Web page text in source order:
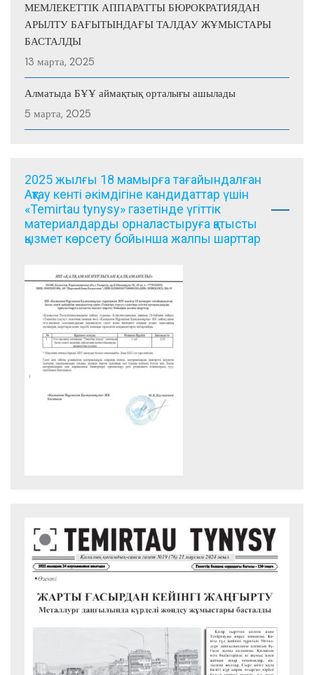
МЕМЛЕКЕТТІК АППАРАТТЫ БЮРОКРАТИЯДАН
АРЫЛТУ БАҒЫТЫНДАҒЫ ТАЛДАУ ЖҰМЫСТАРЫ
БАСТАЛДЫ
13 марта, 2025
Алматыда БҰҰ аймақтық орталығы ашылады
5 марта, 2025
2025 жылғы 18 мамырға тағайындалған
Ақтау кенті әкімдігіне кандидаттар үшін
«Temirtau tynysy» газетінде үгіттік
материалдарды орналастыруға қатысты
қызмет көрсету бойынша жалпы шарттар